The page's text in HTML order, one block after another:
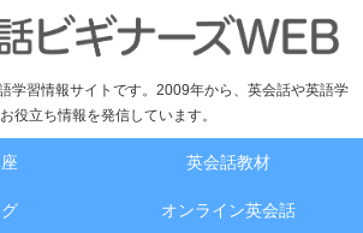
学習情報サイトです。2009年から、英会話や英語学
役立ち情報を発信しています。
英会話教材
オンライン英会話